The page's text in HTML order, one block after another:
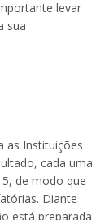
levar
sua
as Instituições
cada uma
de modo que
Diante
está preparada